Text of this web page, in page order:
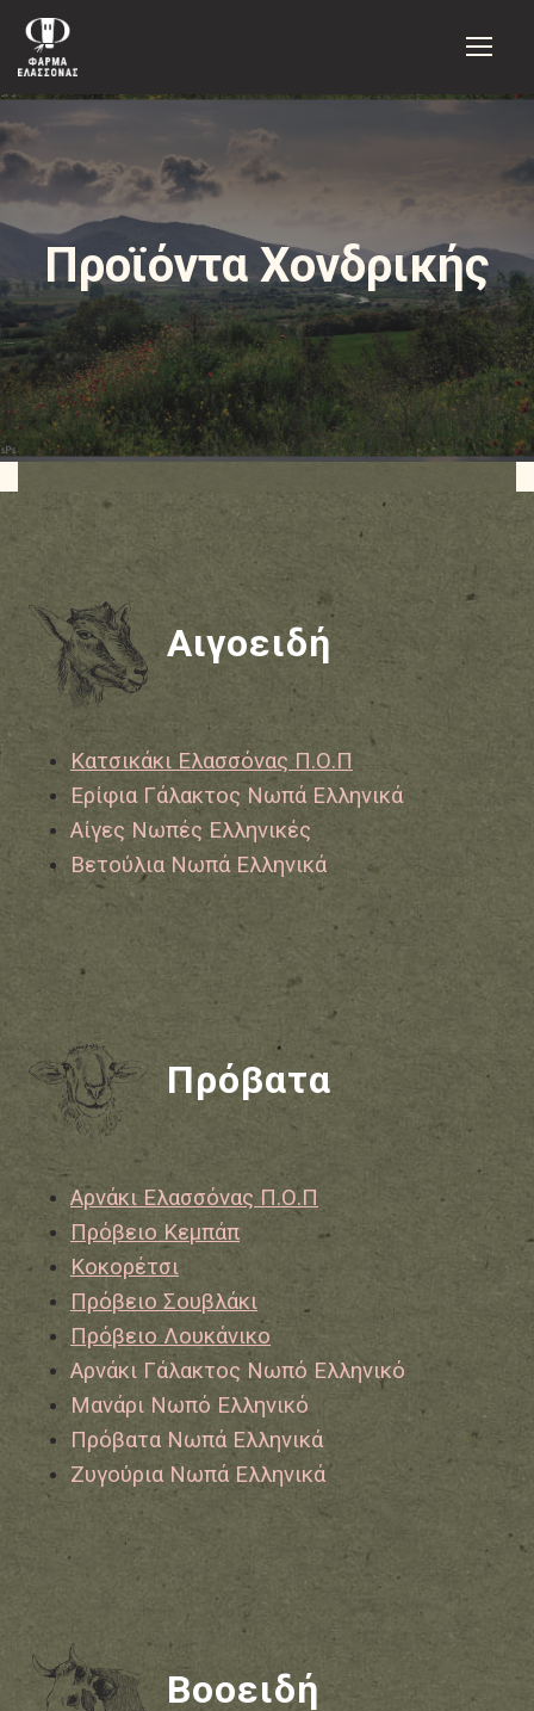
Προϊόντα Χονδρικής
Αιγοειδή
Κατσικάκι Ελασσόνας Π.Ο.Π
Ερίφια Γάλακτος Νωπά Ελληνικά
Αίγες Νωπές Ελληνικές
Βετούλια Νωπά Ελληνικά
Πρόβατα
Αρνάκι Ελασσόνας Π.Ο.Π
Πρόβειο Κεμπάπ
Κοκορέτσι
Πρόβειο Σουβλάκι
Πρόβειο Λουκάνικο
Αρνάκι Γάλακτος Νωπό Ελληνικό
Μανάρι Νωπό Ελληνικό
Πρόβατα Νωπά Ελληνικά
Ζυγούρια Νωπά Ελληνικά
Βοοειδή